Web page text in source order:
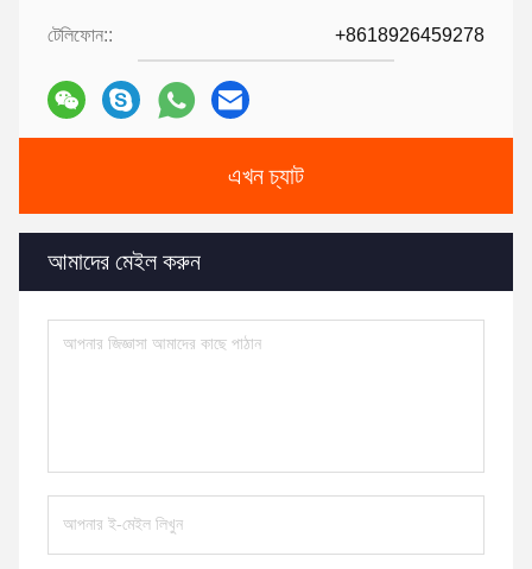
টেলিফোন:: +8618926459278
এখন চ্যাট
আমাদের মেইল করুন